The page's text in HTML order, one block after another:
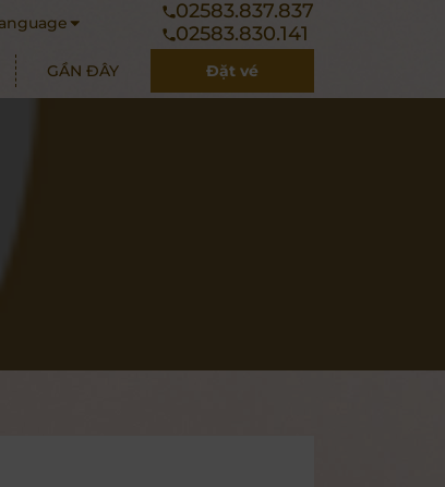
02583.837.837
02583.830.141
GẦN ĐÂY Đặt vé